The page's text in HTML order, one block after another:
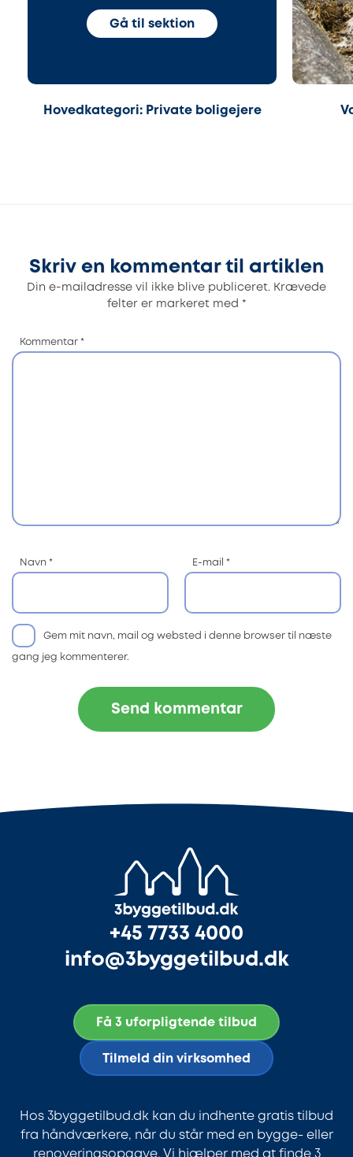
Gå til sektion
Hovedkategori: Private boligejere
Skriv en kommentar til artiklen
Din e-mailadresse vil ikke blive publiceret. Krævede
felter er markeret med *
Kommentar *
Navn * E-mail *
Gem mit navn, mail og websted i denne browser til næste
gang jeg kommenterer.
+45 7733 4000
info@3byggetilbud.dk
Få 3 uforpligtende tilbud
Tilmeld din virksomhed
Hos 3byggetilbud.dk kan du indhente gratis tilbud
fra håndværkere, når du står med en bygge- eller
renoveringsopgave. Vi hjælper med at finde 3